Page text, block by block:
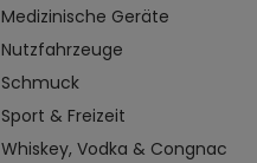
Medizinische Geräte
Nutzfahrzeuge
Schmuck
Sport & Freizeit
Whiskey, Vodka & Congnac